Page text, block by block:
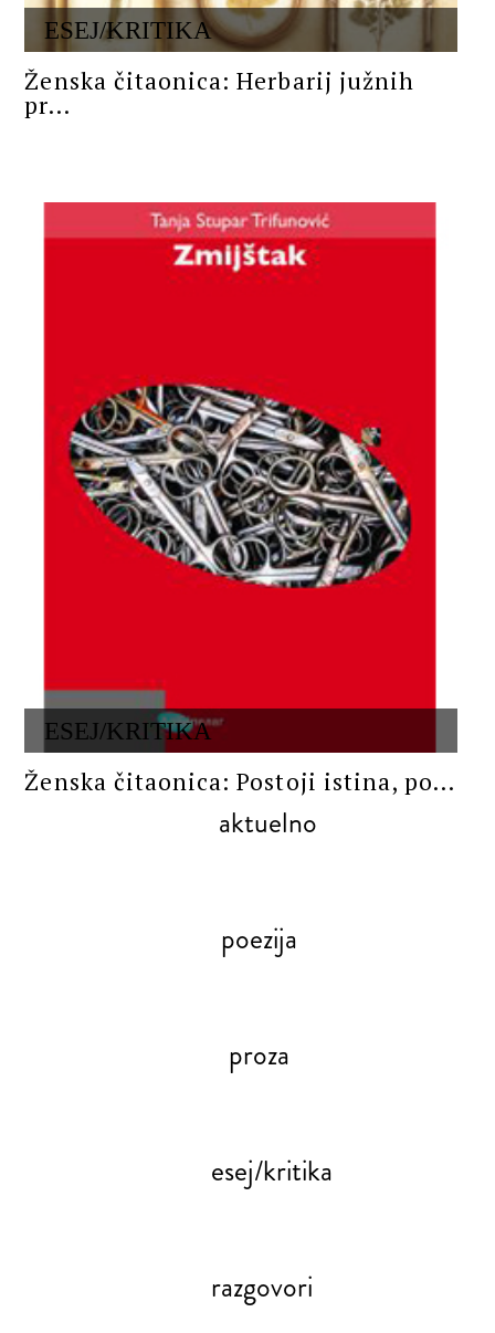
ESEJ/KRITIKA
Ženska čitaonica: Herbarij južnih
pr...
ESEJ/KRITIKA
Ženska čitaonica: Postoji istina, po...
aktuelno
poezija
proza
esej/kritika
razgovori